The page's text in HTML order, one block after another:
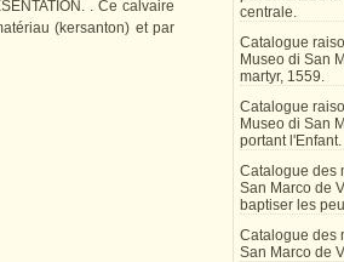
. Ce calvaire
(kersanton) et par
centrale.
Catalogue
Museo di San
martyr, 1559.
Catalogue
Museo di San
portant l'Enfant.
Catalogue des
San Marco de
baptiser les
Catalogue des
San Marco de